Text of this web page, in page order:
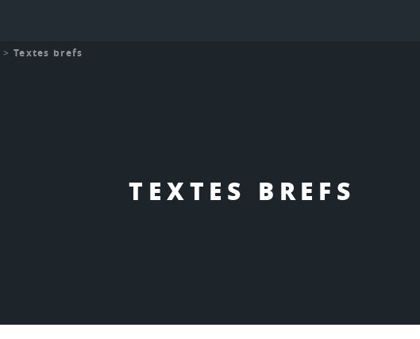
TEXTES BREFS
> Textes brefs